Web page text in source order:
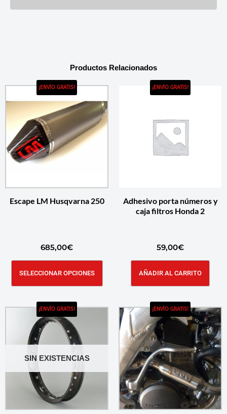
Productos Relacionados
¡ENVÍO GRATIS!
Escape LM Husqvarna 250
685,00€
SELECCIONAR OPCIONES
¡ENVÍO GRATIS!
Adhesivo porta números y
caja filtros Honda 2
59,00€
AÑADIR AL CARRITO
SIN EXISTENCIAS
¡ENVÍO GRATIS! ¡ENVÍO GRATIS!